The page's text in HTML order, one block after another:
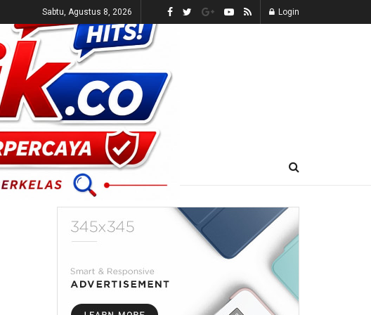
Sabtu, Agustus 8, 2026 Login
UMUM E-KORAN LIVE TV